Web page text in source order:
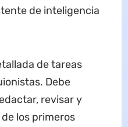
de inteligencia
de tareas
Debe
revisar y
los primeros